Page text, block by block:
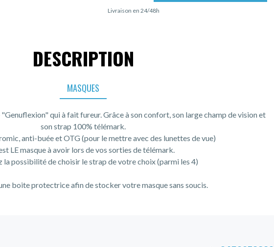
Livraison en 24/48h
DESCRIPTION
MASQUES
qui à fait fureur. Grâce à son confort, son large champ de vision et
son strap 100% télémark.
anti-buée et OTG (pour le mettre avec des lunettes de vue)
LE masque à avoir lors de vos sorties de télémark.
la possibilité de choisir le strap de votre choix (parmi les 4)
boite protectrice afin de stocker votre masque sans soucis.